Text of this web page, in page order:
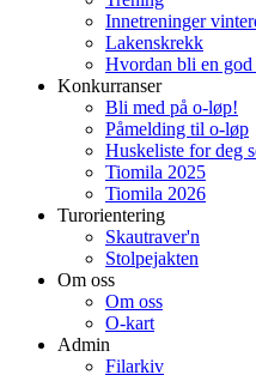
Innetreninger
Lakenskrekk
Hvordan bli en god
Konkurranser
Bli med på o-løp!
Påmelding til o-løp
Huskeliste for deg
Tiomila 2025
Tiomila 2026
Turorientering
Skautraver'n
Stolpejakten
Om oss
Om oss
O-kart
Admin
Filarkiv